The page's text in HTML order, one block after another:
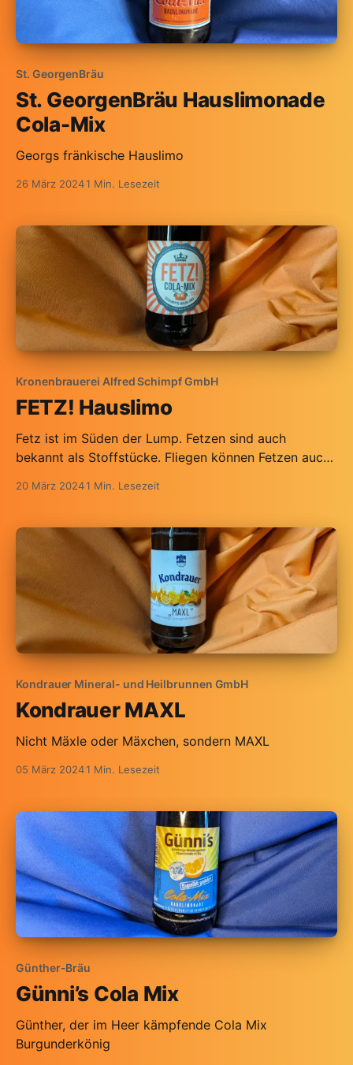
St. GeorgenBräu
St. GeorgenBräu Hauslimonade
Cola-Mix
Georgs fränkische Hauslimo
26 März 20241 Min. Lesezeit
Kronenbrauerei Alfred Schimpf GmbH
FETZ! Hauslimo
Fetz ist im Süden der Lump. Fetzen sind auch
bekannt als Stoffstücke. Fliegen können Fetzen auch.
20 März 20241 Min. Lesezeit
Kondrauer Mineral- und Heilbrunnen GmbH
Kondrauer MAXL
Nicht Mäxle oder Mäxchen, sondern MAXL
05 März 20241 Min. Lesezeit
Günther-Bräu
Günni’s Cola Mix
Günther, der im Heer kämpfende Cola Mix
Burgunderkönig